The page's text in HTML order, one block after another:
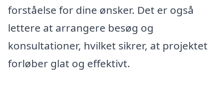
forståelse for dine ønsker. Det er også
lettere at arrangere besøg og
konsultationer, hvilket sikrer, at projektet
forløber glat og effektivt.